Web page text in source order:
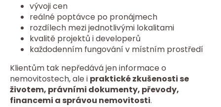
vývoji cen
reálné poptávce po pronájmech
rozdílech mezi jednotlivými lokalitami
kvalitě projektů i developerů
každodenním fungování v místním prostředí
Klientům tak nepředává jen informace o
nemovitostech, ale i praktické zkušenosti se
životem, právními dokumenty, převody,
financemi a správou nemovitosti.